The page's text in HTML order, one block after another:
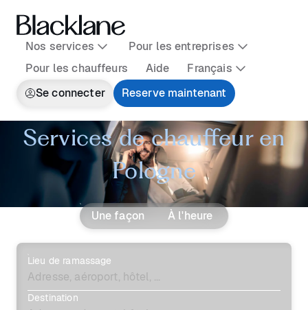
Nos services
Pour les entreprises
Pour les chauffeurs
Aide
Français
Se connecter
Reserve maintenant
Services de chauffeur en
Pologne
Une façon À l'heure
Lieu de ramassage
Destination